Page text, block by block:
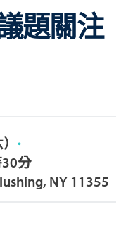
題關注
）
分
NY 11355